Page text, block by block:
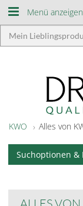
Menü anzeigen
KWO Alles von
Suchoptionen &